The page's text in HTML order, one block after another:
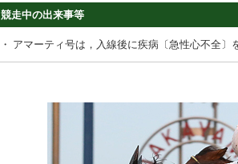
競走中の出来事等
・ アマーティ号は，入線後に疾病〔急性心不全〕